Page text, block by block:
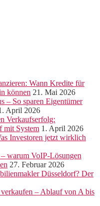
Wann Kredite für
können 21. Mai 2026
– So sparen Eigentümer
April 2026
Verkaufserfolg:
mit System 1. April 2026
Investoren jetzt wirklich
warum VoIP-Lösungen
27. Februar 2026
Düsseldorf? Der
– Ablauf von A bis